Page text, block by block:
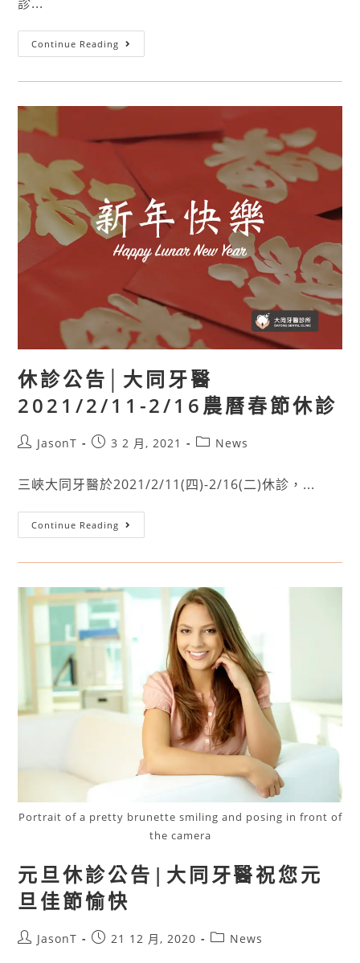
Continue Reading
休診公告│大同牙醫
2021/2/11-2/16農曆春節休診
JasonT 3 2 月, 2021 News
三峽大同牙醫於2021/2/11(四)-2/16(二)休診，...
Continue Reading
Portrait of a pretty brunette smiling and posing in front of
the camera
元旦休診公告|大同牙醫祝您元
旦佳節愉快
JasonT 21 12 月, 2020 News